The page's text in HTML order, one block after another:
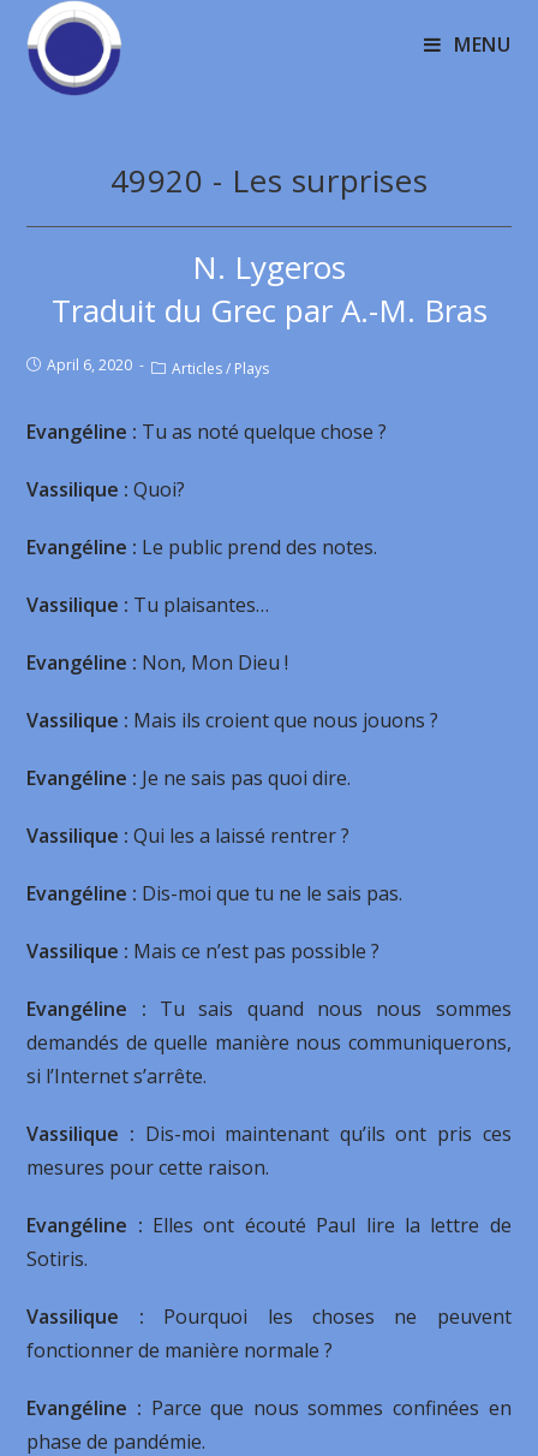
MENU
49920 - Les surprises
N. Lygeros
Traduit du Grec par A.-M. Bras
April 6, 2020 Articles / Plays
Evangéline : Tu as noté quelque chose ?
Vassilique : Quoi?
Evangéline : Le public prend des notes.
Vassilique : Tu plaisantes…
Evangéline : Non, Mon Dieu !
Vassilique : Mais ils croient que nous jouons ?
Evangéline : Je ne sais pas quoi dire.
Vassilique : Qui les a laissé rentrer ?
Evangéline : Dis-moi que tu ne le sais pas.
Vassilique : Mais ce n’est pas possible ?
Evangéline : Tu sais quand nous nous sommes
demandés de quelle manière nous communiquerons,
si l’Internet s’arrête.
Vassilique : Dis-moi maintenant qu’ils ont pris ces
mesures pour cette raison.
Evangéline : Elles ont écouté Paul lire la lettre de
Sotiris.
Vassilique : Pourquoi les choses ne peuvent
fonctionner de manière normale ?
Evangéline : Parce que nous sommes confinées en
phase de pandémie.